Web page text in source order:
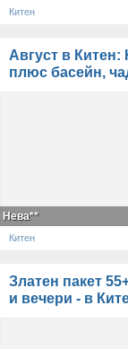
Китен
Август в
плюс басейн,
Нева**
Китен
Златен пакет
и вечери - в